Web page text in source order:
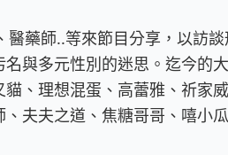
醫藥師..等來節目分享，以訪
與多元性別的迷思。迄今的
、理想混蛋、高蕾雅、祈家
夫夫之道、焦糖哥哥、嘻小